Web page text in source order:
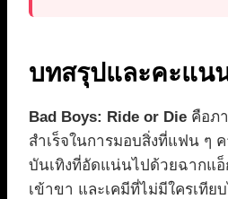
บทสรุปและคะแน
Bad Boys: Ride or Die คือภ
สำเร็จในการมอบสิ่งที่แฟน ๆ
บันเทิงที่อัดแน่นไปด้วยฉากแ
เข้าขา และเคมีที่ไม่มีใครเทีย